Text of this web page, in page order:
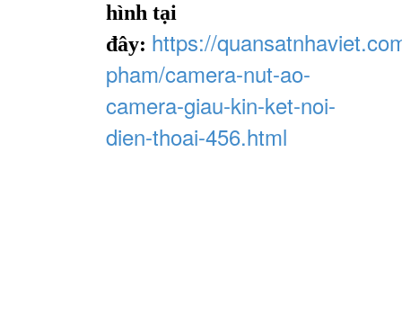
hình tại
đây: https://
pham/camera-nut-ao-
camera-giau-kin-ket-noi-
dien-thoai-456.html​